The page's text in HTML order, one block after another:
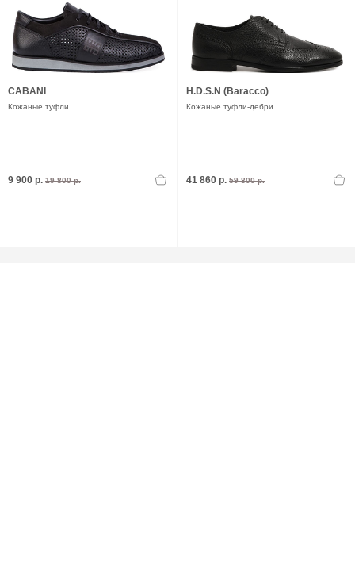
CABANI
Кожаные туфли
9 900 р. 19 800 р.
H.D.S.N (Baracco)
Кожаные туфли-дебри
41 860 р. 59 800 р.